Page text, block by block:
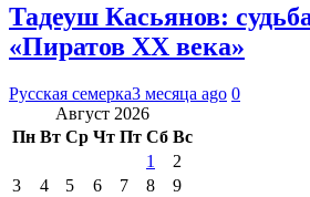
Тадеуш Касьянов:
«Пиратов XX века»
Русская семерка3 месяца ago 0
Август 2026
Пн Вт Ср Чт Пт Сб Вс
1
2
3
4 5 6 7 8
9